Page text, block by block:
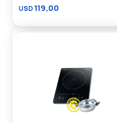
USD 119,00